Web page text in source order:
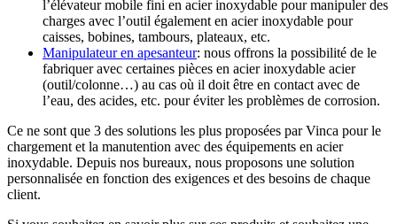
l’élévateur mobile fini en acier inoxydable pour manipuler des
charges avec l’outil également en acier inoxydable pour
caisses, bobines, tambours, plateaux, etc.
Manipulateur en apesanteur: nous offrons la possibilité de le
fabriquer avec certaines pièces en acier inoxydable acier
(outil/colonne…) au cas où il doit être en contact avec de
l’eau, des acides, etc. pour éviter les problèmes de corrosion.
Ce ne sont que 3 des solutions les plus proposées par Vinca pour le
chargement et la manutention avec des équipements en acier
inoxydable. Depuis nos bureaux, nous proposons une solution
personnalisée en fonction des exigences et des besoins de chaque
client.